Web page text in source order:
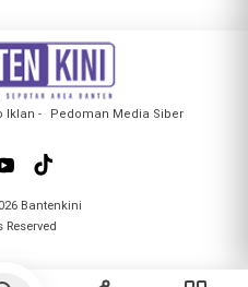
Iklan Pedoman Media Siber
Bantenkini
Reserved